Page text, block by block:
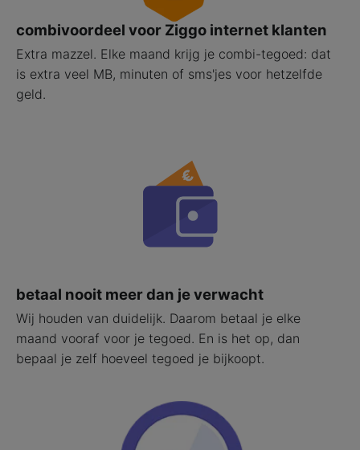
combivoordeel voor Ziggo internet klanten
Extra mazzel. Elke maand krijg je combi-tegoed: dat
is extra veel MB, minuten of sms'jes voor hetzelfde
geld.
betaal nooit meer dan je verwacht
Wij houden van duidelijk. Daarom betaal je elke
maand vooraf voor je tegoed. En is het op, dan
bepaal je zelf hoeveel tegoed je bijkoopt.